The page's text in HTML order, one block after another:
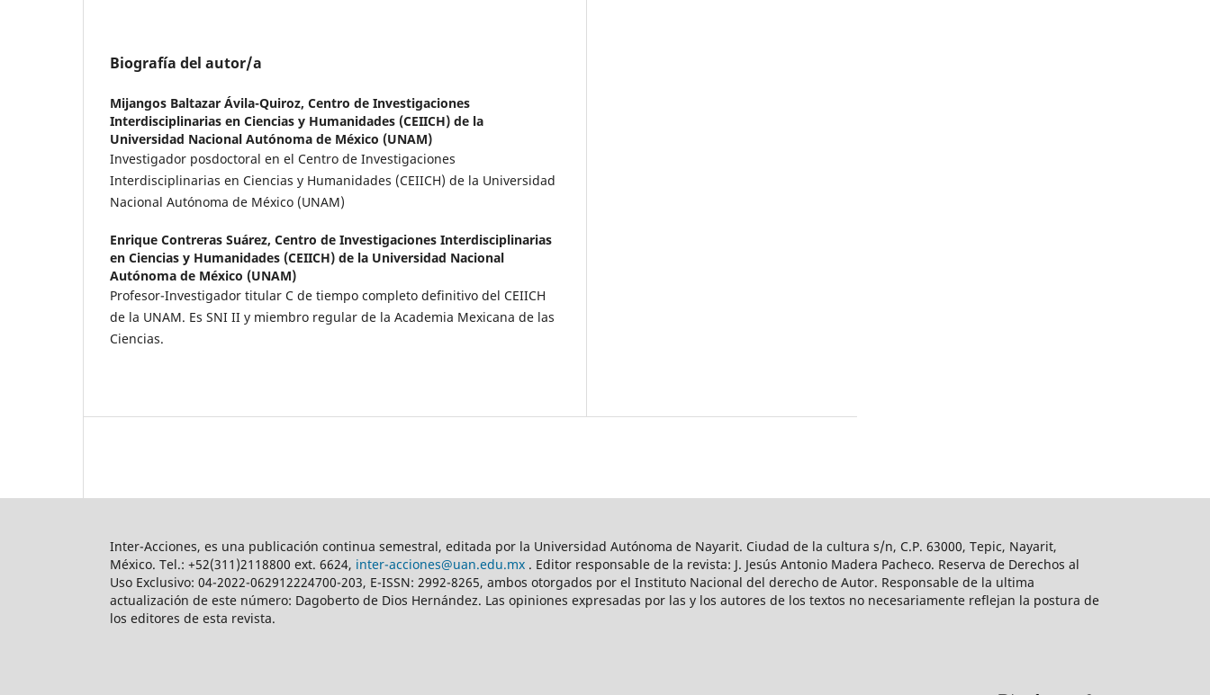
Biografía del autor/a
Mijangos Baltazar Ávila-Quiroz, Centro de Investigaciones
Interdisciplinarias en Ciencias y Humanidades (CEIICH) de la
Universidad Nacional Autónoma de México (UNAM)
Investigador posdoctoral en el Centro de Investigaciones
Interdisciplinarias en Ciencias y Humanidades (CEIICH) de la Universidad
Nacional Autónoma de México (UNAM)
Enrique Contreras Suárez, Centro de Investigaciones Interdisciplinarias
en Ciencias y Humanidades (CEIICH) de la Universidad Nacional
Autónoma de México (UNAM)
Profesor-Investigador titular C de tiempo completo definitivo del CEIICH
de la UNAM. Es SNI II y miembro regular de la Academia Mexicana de las
Ciencias.
Inter-Acciones, es una publicación continua semestral, editada por la Universidad Autónoma de Nayarit. Ciudad de la cultura s/n, C.P. 63000, Tepic, Nayarit,
México. Tel.: +52(311)2118800 ext. 6624, inter-acciones@uan.edu.mx . Editor responsable de la revista: J. Jesús Antonio Madera Pacheco. Reserva de Derechos al
Uso Exclusivo: 04-2022-062912224700-203, E-ISSN: 2992-8265, ambos otorgados por el Instituto Nacional del derecho de Autor. Responsable de la ultima
actualización de este número: Dagoberto de Dios Hernández. Las opiniones expresadas por las y los autores de los textos no necesariamente reflejan la postura de
los editores de esta revista.